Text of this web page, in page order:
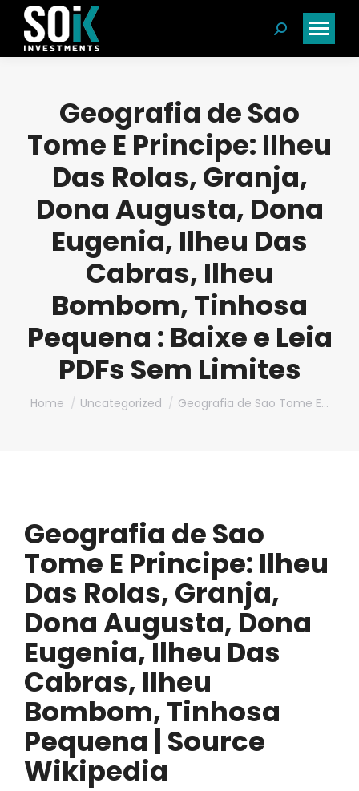
Search:
Geografia de Sao
Tome E Principe: Ilheu
Das Rolas, Granja,
Dona Augusta, Dona
Eugenia, Ilheu Das
Cabras, Ilheu
Bombom, Tinhosa
Pequena : Baixe e Leia
PDFs Sem Limites
You are here:
Home Uncategorized Geografia de Sao Tome E…
Geografia de Sao
Tome E Principe: Ilheu
Das Rolas, Granja,
Dona Augusta, Dona
Eugenia, Ilheu Das
Cabras, Ilheu
Bombom, Tinhosa
Pequena | Source
Wikipedia